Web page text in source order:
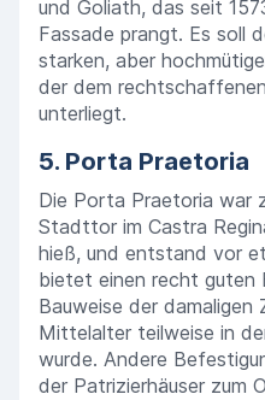
und Goliath, das seit
Fassade prangt. Es soll
starken, aber
der dem
unterliegt.
5. Porta Praetoria
Die Porta Praetoria war
Stadttor im Castra
hieß, und entstand vor
bietet einen recht guten
Bauweise der damaligen
Mittelalter teilweise in
wurde. Andere
der Patrizierhäuser zum